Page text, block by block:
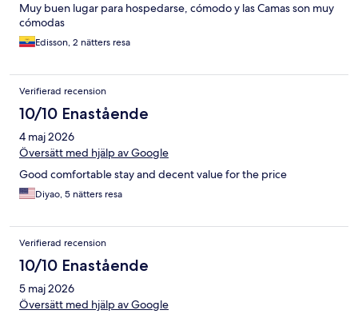
Muy buen lugar para hospedarse, cómodo y las Camas son muy
cómodas
Edisson, 2 nätters resa
Verifierad recension
10/10 Enastående
4 maj 2026
Översätt med hjälp av Google
Good comfortable stay and decent value for the price
Diyao, 5 nätters resa
Verifierad recension
10/10 Enastående
5 maj 2026
Översätt med hjälp av Google